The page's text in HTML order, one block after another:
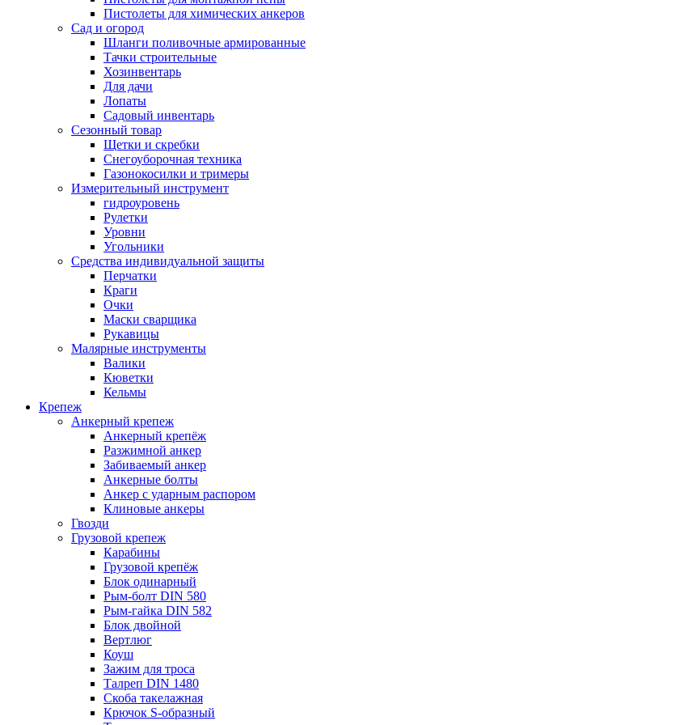
Пистолеты для химических анкеров
Сад и огород
Шланги поливочные армированные
Тачки строительные
Хозинвентарь
Для дачи
Лопаты
Садовый инвентарь
Сезонный товар
Щетки и скребки
Снегоуборочная техника
Газонокосилки и тримеры
Измерительный инструмент
гидроуровень
Рулетки
Уровни
Угольники
Средства индивидуальной защиты
Перчатки
Краги
Очки
Маски сварщика
Рукавицы
Малярные инструменты
Валики
Кюветки
Кельмы
Крепеж
Анкерный крепеж
Анкерный крепёж
Разжимной анкер
Забиваемый анкер
Анкерные болты
Анкер с ударным распором
Клиновые анкеры
Гвозди
Грузовой крепеж
Карабины
Грузовой крепёж
Блок одинарный
Рым-болт DIN 580
Рым-гайка DIN 582
Блок двойной
Вертлюг
Коуш
Зажим для троса
Талреп DIN 1480
Скоба такелажная
Крючок S-образный